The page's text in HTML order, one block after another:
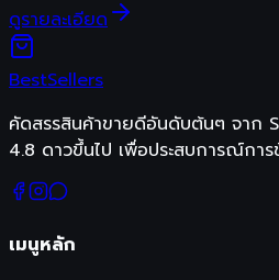
ดูรายละเอียด
BestSellers
คัดสรรสินค้าขายดีอันดับต้นๆ จาก
4.8 ดาวขึ้นไป เพื่อประสบการณ์ก
เมนูหลัก